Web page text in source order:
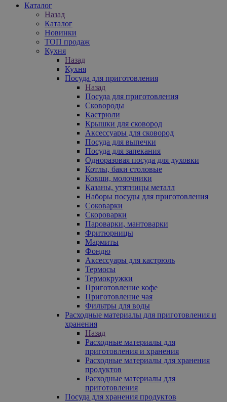
Каталог
Назад
Каталог
Новинки
ТОП продаж
Кухня
Назад
Кухня
Посуда для приготовления
Назад
Посуда для приготовления
Сковороды
Кастрюли
Крышки для сковород
Аксессуары для сковород
Посуда для выпечки
Посуда для запекания
Одноразовая посуда для духовки
Котлы, баки столовые
Ковши, молочники
Казаны, утятницы металл
Наборы посуды для приготовления
Соковарки
Скороварки
Пароварки, мантоварки
Фритюрницы
Мармиты
Фондю
Аксессуары для кастрюль
Термосы
Термокружки
Приготовление кофе
Приготовление чая
Фильтры для воды
Расходные материалы для приготовления и
хранения
Назад
Расходные материалы для
приготовления и хранения
Расходные материалы для хранения
продуктов
Расходные материалы для
приготовления
Посуда для хранения продуктов